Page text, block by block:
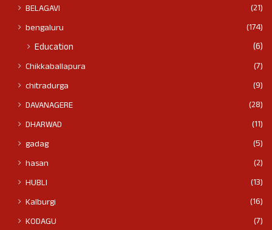
BELAGAVI
(21)
bengaluru
(174)
Education (6)
Chikkaballapura
(7)
chitradurga
(9)
DAVANAGERE
(28)
DHARWAD
(11)
gadag
(5)
hasan
(2)
HUBLI
(13)
Kalburgi
(16)
KODAGU
(7)